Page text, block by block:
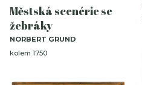
Městská scenérie se
žebráky
NORBERT GRUND
kolem 1750